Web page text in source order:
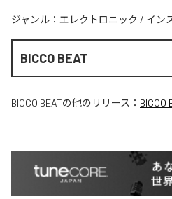
ジャンル： エレクトロニック / イン
BICCO BEAT
BICCO BEATの他のリリース： BICCO